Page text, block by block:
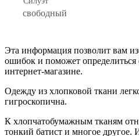
свободный
Эта информация позволит вам
ошибок и поможет
интернет-магазине.
Одежду из хлопковой ткани
гигроскопична.
К хлопчатобумажным тканям
тонкий батист и многое другое.